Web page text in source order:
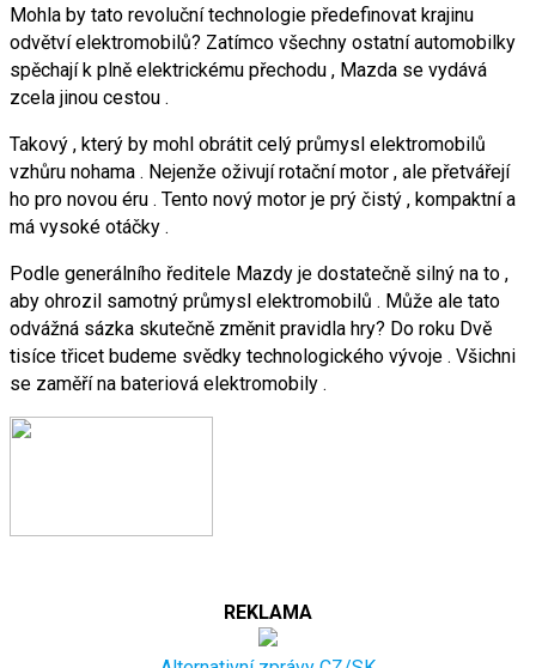
Mohla by tato revoluční technologie předefinovat krajinu
odvětví elektromobilů? Zatímco všechny ostatní automobilky
spěchají k plně elektrickému přechodu , Mazda se vydává
zcela jinou cestou .
Takový , který by mohl obrátit celý průmysl elektromobilů
vzhůru nohama . Nejenže oživují rotační motor , ale přetvářejí
ho pro novou éru . Tento nový motor je prý čistý , kompaktní a
má vysoké otáčky .
Podle generálního ředitele Mazdy je dostatečně silný na to ,
aby ohrozil samotný průmysl elektromobilů . Může ale tato
odvážná sázka skutečně změnit pravidla hry? Do roku Dvě
tisíce třicet budeme svědky technologického vývoje . Všichni
se zaměří na bateriová elektromobily .
REKLAMA